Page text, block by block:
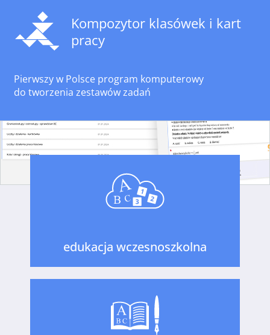
Kompozytor klasówek i kart
pracy
Pierwszy w Polsce program komputerowy
do tworzenia zestawów zadań
edukacja wczesnoszkolna